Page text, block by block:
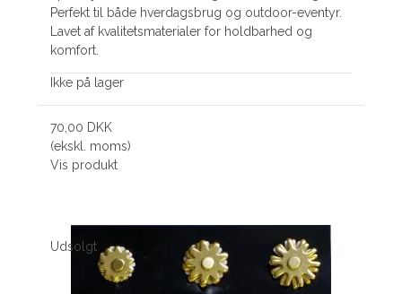
Perfekt til både hverdagsbrug og outdoor-eventyr.
Lavet af kvalitetsmaterialer for holdbarhed og
komfort.
Ikke på lager
70,00 DKK
(ekskl. moms)
Vis produkt
Udsolgt